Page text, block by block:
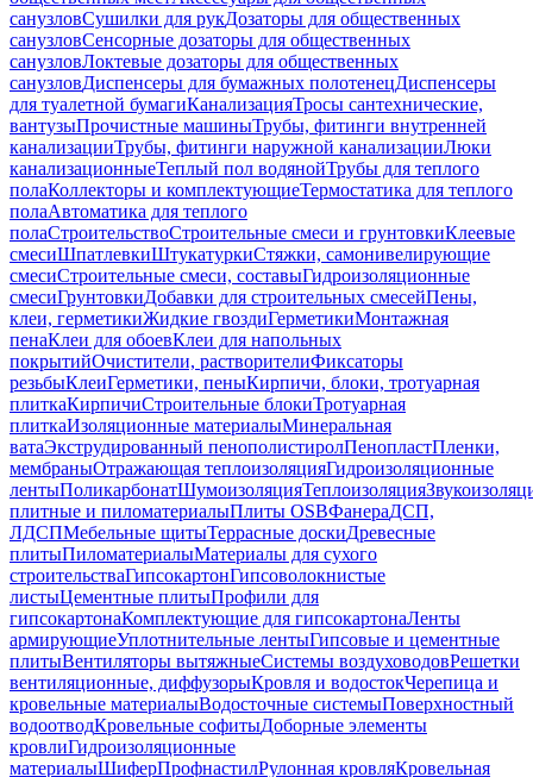
санузловСушилки для рукДозаторы для общественных
санузловСенсорные дозаторы для общественных
санузловЛоктевые дозаторы для общественных
санузловДиспенсеры для бумажных полотенецДиспенсеры
для туалетной бумагиКанализацияТросы сантехнические,
вантузыПрочистные машиныТрубы, фитинги внутренней
канализацииТрубы, фитинги наружной канализацииЛюки
канализационныеТеплый пол водянойТрубы для теплого
полаКоллекторы и комплектующиеТермостатика для теплого
полаАвтоматика для теплого
полаСтроительствоСтроительные смеси и грунтовкиКлеевые
смесиШпатлевкиШтукатуркиСтяжки, самонивелирующие
смесиСтроительные смеси, составыГидроизоляционные
смесиГрунтовкиДобавки для строительных смесейПены,
клеи, герметикиЖидкие гвоздиГерметикиМонтажная
пенаКлеи для обоевКлеи для напольных
покрытийОчистители, растворителиФиксаторы
резьбыКлеиГерметики, пеныКирпичи, блоки, тротуарная
плиткаКирпичиСтроительные блокиТротуарная
плиткаИзоляционные материалыМинеральная
ватаЭкструдированный пенополистиролПенопластПленки,
мембраныОтражающая теплоизоляцияГидроизоляционные
лентыПоликарбонатШумоизоляцияТеплоизоляция
плитные и пиломатериалыПлиты OSBФанераДСП,
ЛДСПМебельные щитыТеррасные доскиДревесные
плитыПиломатериалыМатериалы для сухого
строительстваГипсокартонГипсоволокнистые
листыЦементные плитыПрофили для
гипсокартонаКомплектующие для гипсокартонаЛенты
армирующиеУплотнительные лентыГипсовые и цементные
плитыВентиляторы вытяжныеСистемы воздуховодовРешетки
вентиляционные, диффузорыКровля и водостокЧерепица и
кровельные материалыВодосточные системыПоверхностный
водоотводКровельные софитыДоборные элементы
кровлиГидроизоляционные
материалыШиферПрофнастилРулонная кровляКровельная